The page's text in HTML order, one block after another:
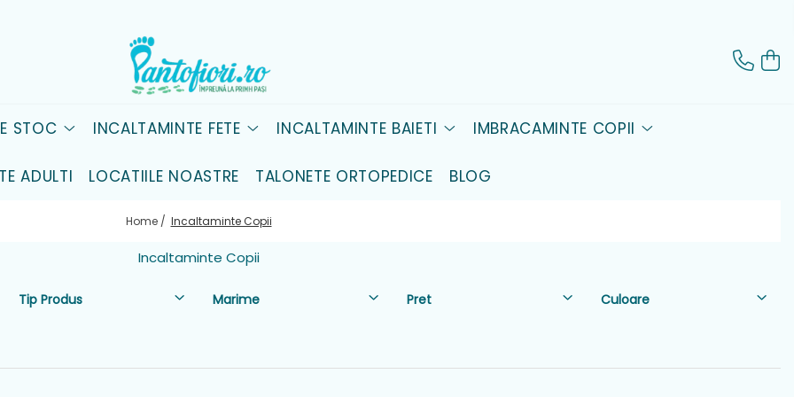
STOC INCALTAMINTE FETE INCALTAMINTE BAIETI IMBRACAMINTE COPII
ADULTI LOCATIILE NOASTRE TALONETE ORTOPEDICE BLOG
Home / Incaltaminte Copii
Incaltaminte Copii
Tip Produs Marime Pret Culoare